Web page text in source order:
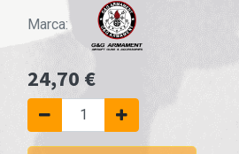
Marca:
24,70 €